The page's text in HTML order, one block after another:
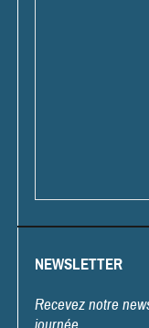
NEWSLETTER
Recevez notre